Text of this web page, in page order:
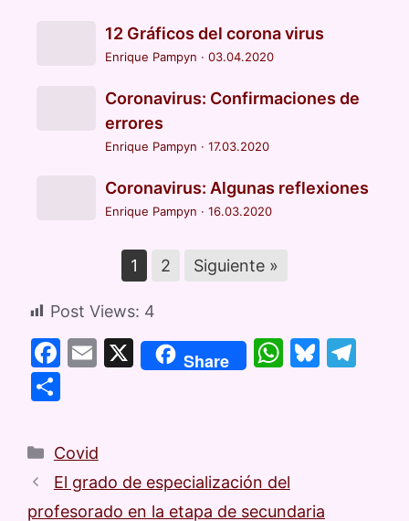
12 Gráficos del corona virus
Enrique Pampyn · 03.04.2020
Coronavirus: Confirmaciones de
errores
Enrique Pampyn · 17.03.2020
Coronavirus: Algunas reflexiones
Enrique Pampyn · 16.03.2020
1 2 Siguiente »
Post Views: 4
F
e
b
o
E
l
X Share
W
A
p
Bl
y
m
p
ar
Covid
El grado de especialización del
profesorado en la etapa de secundaria